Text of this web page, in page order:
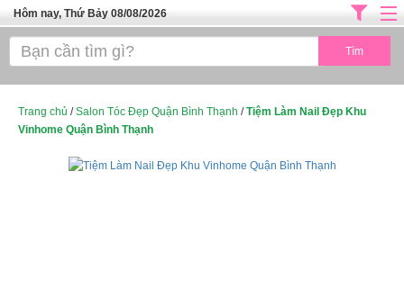
Hôm nay, Thứ Bảy 08/08/2026
Trang chủ
SPA TPHCM
Trang chủ /Salon Tóc Đẹp Quận Bình Thạnh /Tiệm Làm Nail Đẹp Khu
Vinhome Quận Bình Thạnh